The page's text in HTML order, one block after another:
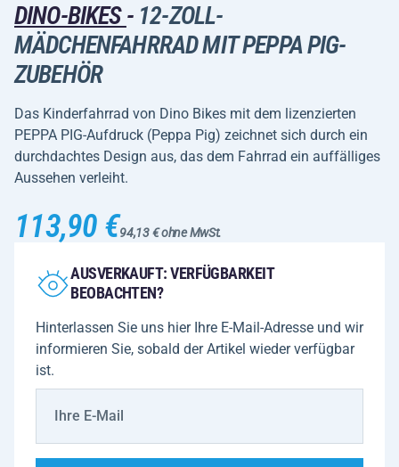
DINO-BIKES-12-ZOLL-
MÄDCHENFAHRRAD MIT PEPPA PIG-
ZUBEHÖR
Das Kinderfahrrad von Dino Bikes mit dem lizenzierten
PEPPA PIG-Aufdruck (Peppa Pig) zeichnet sich durch ein
durchdachtes Design aus, das dem Fahrrad ein auffälliges
Aussehen verleiht.
113,90 €94,13 € ohne MwSt.
AUSVERKAUFT: VERFÜGBARKEIT
BEOBACHTEN?
Hinterlassen Sie uns hier Ihre E-Mail-Adresse und wir
informieren Sie, sobald der Artikel wieder verfügbar
ist.